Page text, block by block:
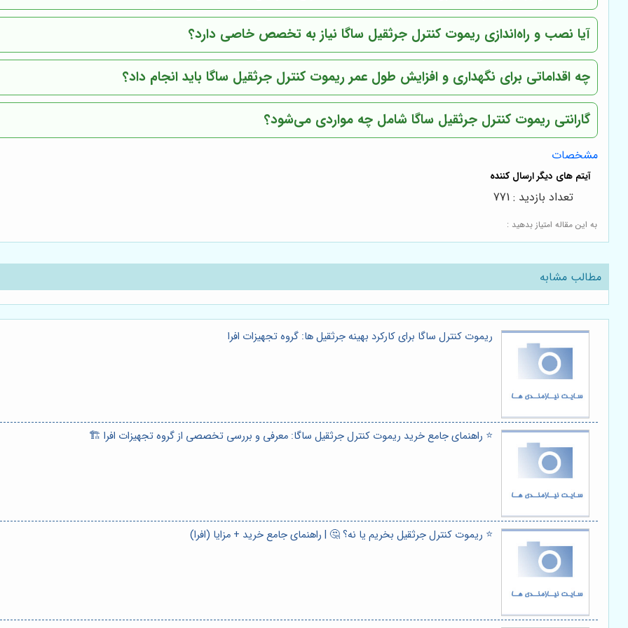
آیا نصب و راه‌اندازی ریموت کنترل جرثقیل ساگا نیاز به تخصص خاصی دارد؟
چه اقداماتی برای نگهداری و افزایش طول عمر ریموت کنترل جرثقیل ساگا باید انجام داد؟
گارانتی ریموت کنترل جرثقیل ساگا شامل چه مواردی می‌شود؟
مشخصات
به این مقاله امتیاز بدهید :
تعداد بازدید : 771
مطالب مشابه
ریموت کنترل ساگا برای کارکرد بهینه جرثقیل ها: گروه تجهیزات افرا
⭐️ راهنمای جامع خرید ریموت کنترل جرثقیل ساگا: معرفی و بررسی تخصصی از گروه تجهیزات افرا 🏗️
⭐️ ریموت کنترل جرثقیل بخریم یا نه؟ 🤔 | راهنمای جامع خرید + مزایا (افرا)